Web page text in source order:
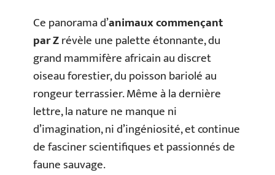
Ce panorama d’animaux commençant
par Zrévèle une palette étonnante, du
grand mammifère africain au discret
oiseau forestier, du poisson bariolé au
rongeur terrassier. Même à la dernière
lettre, la nature ne manque ni
d’imagination, ni d’ingéniosité, et continue
de fasciner scientifiques et passionnés de
faune sauvage.